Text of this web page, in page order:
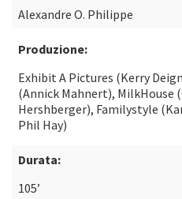
Alexandre O. Philippe
Produzione:
Exhibit A Pictures (Kerry
(Annick Mahnert), MilkHouse
Hershberger), Familystyle
Phil Hay)
Durata:
105’